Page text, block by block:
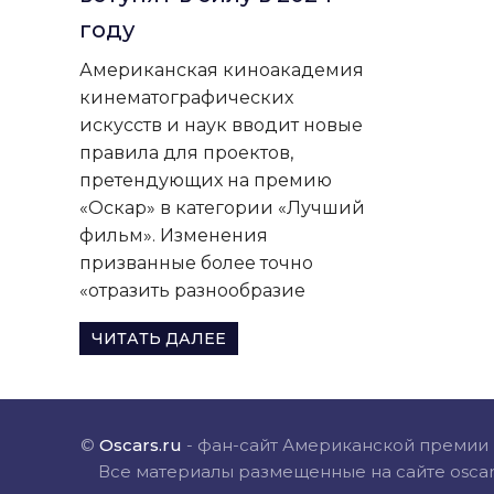
на
русском
языке.
году
Американская киноакадемия
кинематографических
искусств и наук вводит новые
правила для проектов,
претендующих на премию
«Оскар» в категории «Лучший
фильм». Изменения
призванные более точно
«отразить разнообразие
ЧИТАТЬ ДАЛЕЕ
© Oscars.ru - фан-сайт Американской премии
Все материалы размещенные на сайте